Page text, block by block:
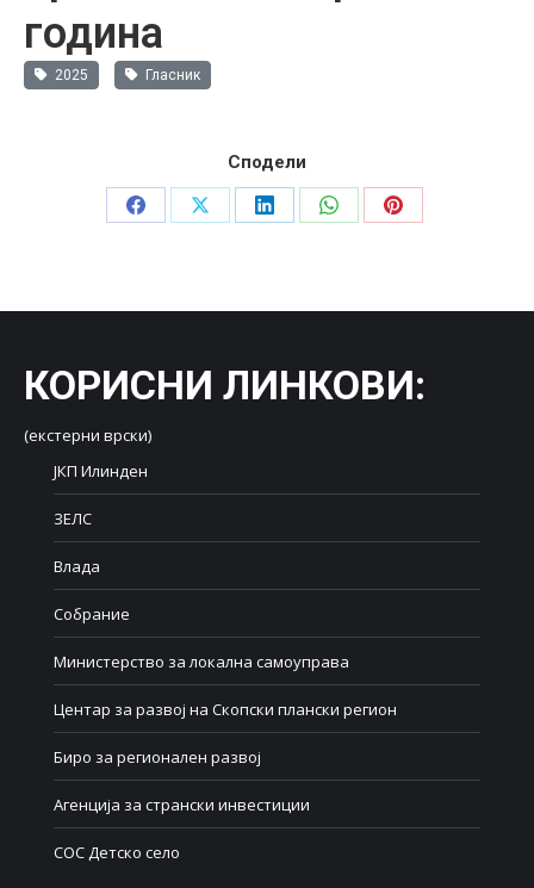
година
2025 Гласник
Сподели
Share
Share
Share
Share
Share
КОРИСНИ ЛИНКОВИ:
(екстерни врски)
ЈКП Илинден
ЗЕЛС
Влада
Собрание
Министерство за локална самоуправа
Центар за развој на Скопски плански регион
Биро за регионален развој
Агенција за странски инвестиции
СОС Детско село